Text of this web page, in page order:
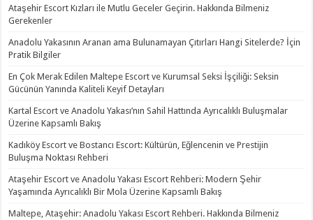
Ataşehir Escort Kızları ile Mutlu Geceler Geçirin. Hakkında Bilmeniz
Gerekenler
Anadolu Yakasının Aranan ama Bulunamayan Çıtırları Hangi Sitelerde? İçin
Pratik Bilgiler
En Çok Merak Edilen Maltepe Escort ve Kurumsal Seksi İşçiliği: Seksin
Gücünün Yanında Kaliteli Keyif Detayları
Kartal Escort ve Anadolu Yakası’nın Sahil Hattında Ayrıcalıklı Buluşmalar
Üzerine Kapsamlı Bakış
Kadıköy Escort ve Bostancı Escort: Kültürün, Eğlencenin ve Prestijin
Buluşma Noktası Rehberi
Ataşehir Escort ve Anadolu Yakası Escort Rehberi: Modern Şehir
Yaşamında Ayrıcalıklı Bir Mola Üzerine Kapsamlı Bakış
Maltepe, Ataşehir: Anadolu Yakası Escort Rehberi. Hakkında Bilmeniz